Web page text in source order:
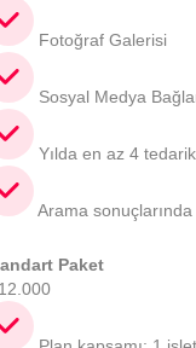
Fotoğraf Galerisi
Sosyal Medya
Yılda en az 4
Arama sonuçlarında
Paket